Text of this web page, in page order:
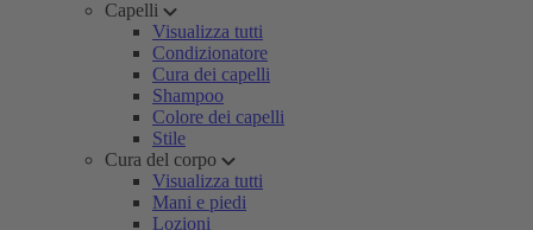
Capelli
Visualizza tutti
Condizionatore
Cura dei capelli
Shampoo
Colore dei capelli
Stile
Cura del corpo
Visualizza tutti
Mani e piedi
Lozioni